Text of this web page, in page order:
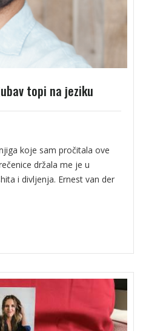
topi na jeziku
koje sam pročitala ove
držala me je u
i divljenja. Ernest van der